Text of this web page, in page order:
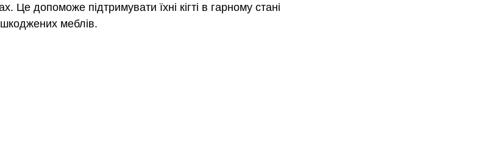
Це допоможе підтримувати їхні кігті в гарному стані
меблів.